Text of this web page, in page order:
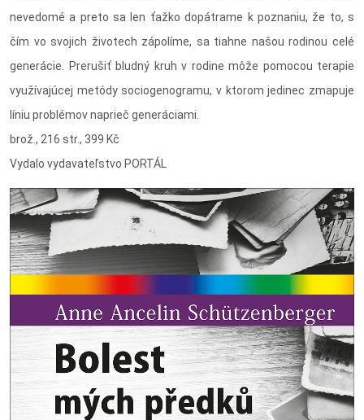
nevedomé a preto sa len ťažko dopátrame k poznaniu, že to, s
čím vo svojich životech zápolíme, sa tiahne našou rodinou celé
generácie. Prerušiť bludný kruh v rodine môže pomocou terapie
využívajúcej metódy sociogenogramu, v ktorom jedinec zmapuje
líniu problémov naprieč generáciami.
brož., 216 str., 399 Kč
Vydalo vydavateľstvo PORTÁL